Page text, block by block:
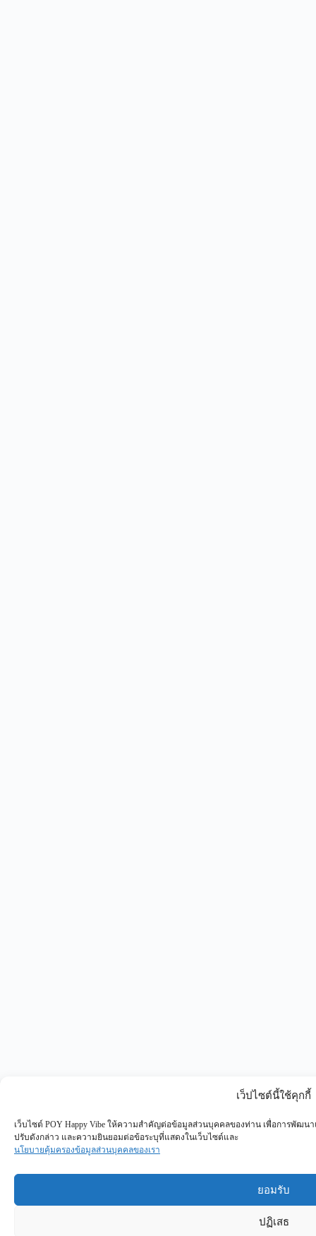
เว็ปไซต์นี้ใช้คุกกี้
เว็บไซต์ POY Happy Vibe ให้ความสำคัญต่อข้อมูลส่วนบุคคลของท่าน เพื่อการพัฒน
ปรับดังกล่าว และความยินยอมต่อข้อระบุที่แสดงในเว็บไซต์และ
นโยบายคุ้มครองข้อมูลส่วนบุคคลของเรา
ยอมรับ
ปฏิเสธ